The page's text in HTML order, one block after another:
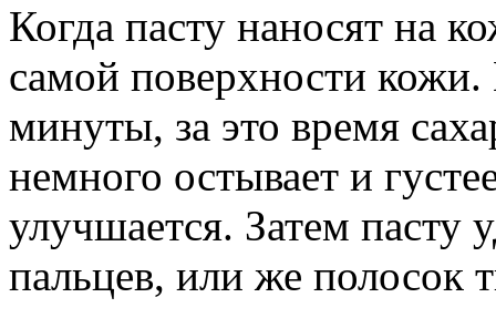
Когда пасту наносят на
самой поверхности
минуты, за это время
немного остывает и
улучшается. Затем
пальцев, или же полосок